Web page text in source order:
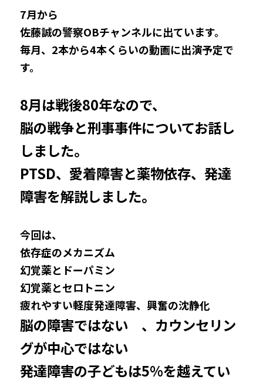
7月から
佐藤誠の警察OBチャンネルに出ています。
毎月、2本から4本くらいの動画に出演予定で
す。
8月は戦後80年なので、
脳の戦争と刑事事件についてお話し
しました。
PTSD、愛着障害と薬物依存、発達
障害を解説しました。
今回は、
依存症のメカニズム
幻覚薬とドーパミン
幻覚薬とセロトニン
疲れやすい軽度発達障害、興奮の沈静化
脳の障害ではない　、カウンセリン
グが中心ではない
発達障害の子どもは5%を越えてい